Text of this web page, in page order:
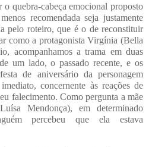
quebra-cabeça emocional proposto
recomendada seja justamente
pelo roteiro, que é o de reconstituir
como a protagonista Virgínia (Bella
acompanhamos a trama em duas
um lado, o passado recente, e os
de aniversário da personagem
concernente às reações de
falecimento. Como pergunta a mãe
Mendonça), em determinado
percebeu que ela estava